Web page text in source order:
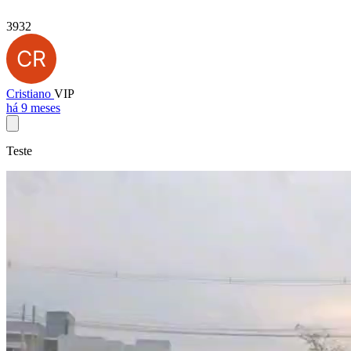
3932
Cristiano VIP
há 9 meses
Teste